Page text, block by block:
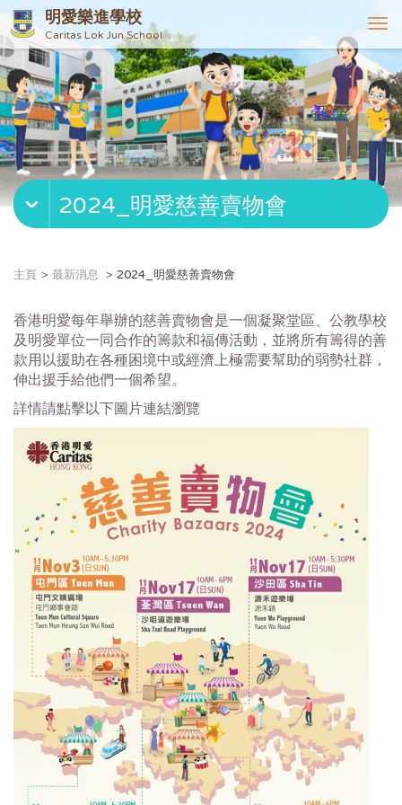
明愛樂進學校
Caritas Lok Jun School
T
o
g
g
l
e
n
v
g
n
2024_明愛慈善賣物會
主頁 最新消息 2024_明愛慈善賣物會
香港明愛每年舉辦的慈善賣物會是一個凝聚堂區、公教學校
及明愛單位一同合作的籌款和福傳活動，並將所有籌得的善
款用以援助在各種困境中或經濟上極需要幫助的弱勢社群，
伸出援手給他們一個希望。
詳情請點擊以下圖片連結瀏覽